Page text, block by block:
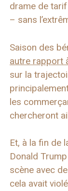
drame de
– sans
Saison des
autre rapport
sur la
les
chercheront
Et, à la fin de
Donald
scène avec
cela avait